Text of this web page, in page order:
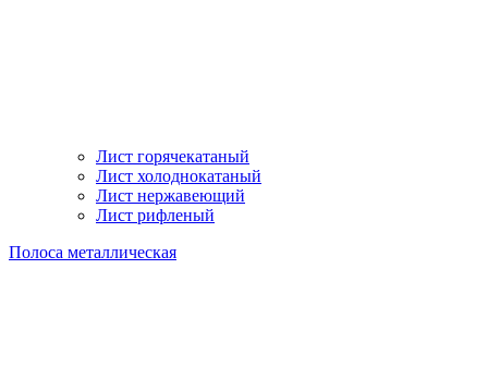
Лист горячекатаный
Лист холоднокатаный
Лист нержавеющий
Лист рифленый
Полоса металлическая